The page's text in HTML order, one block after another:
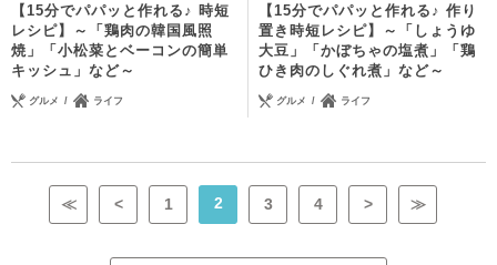
【15分でパパッと作れる♪ 時短
レシピ】～「鶏肉の韓国風照
焼」「小松菜とベーコンの簡単
キッシュ」など～
グルメ ライフ
【15分でパパッと作れる♪ 作り
置き時短レシピ】～「しょうゆ
大豆」「かぼちゃの塩煮」「鶏
ひき肉のしぐれ煮」など～
グルメ ライフ
≪ < 1 2 3 4 > ≫